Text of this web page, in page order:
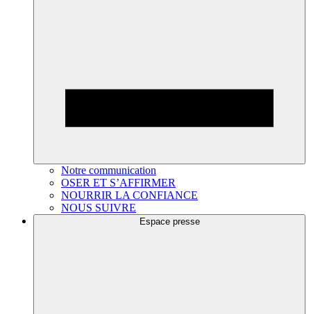
Notre communication
OSER ET S’AFFIRMER
NOURRIR LA CONFIANCE
NOUS SUIVRE
Espace presse